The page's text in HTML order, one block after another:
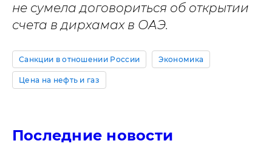
не сумела договориться об открытии
счета в дирхамах в ОАЭ.
Санкции в отношении России Экономика
Цена на нефть и газ
Последние новости